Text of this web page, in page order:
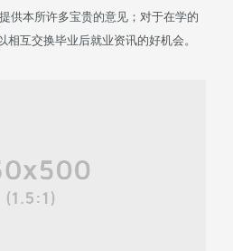
供本所许多宝贵的意见；对于在学的
互交换毕业后就业资讯的好机会。